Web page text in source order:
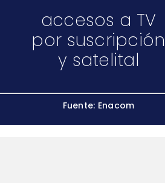
accesos a TV
por suscripción
y satelital
Fuente: Enacom